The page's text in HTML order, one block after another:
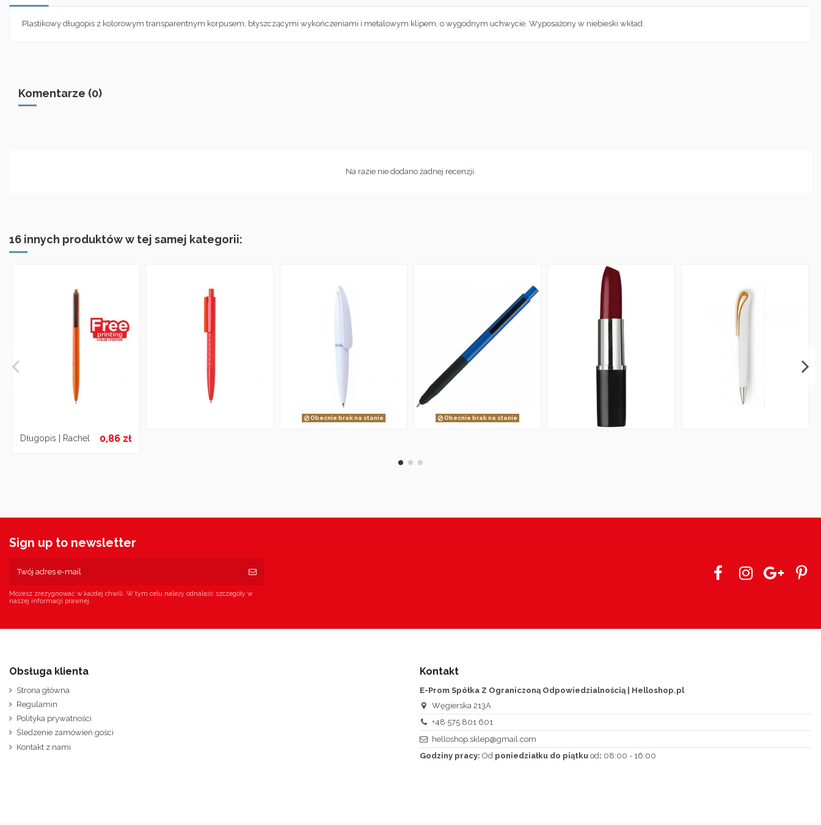
Plastikowy długopis z kolorowym transparentnym korpusem, błyszczącymi wykończeniami i metalowym klipem, o wygodnym uchwycie. Wyposażony w niebieski wkład.
Komentarze (0)
Na razie nie dodano żadnej recenzji.
16 innych produktów w tej samej kategorii:
Długopis | Rachel 0,86 zł
Obecnie brak na stanie Obecnie brak na stanie
Sign up to newsletter
Możesz zrezygnować w każdej chwili. W tym celu należy odnaleźć szczegóły w
naszej informacji prawnej.
Obsługa klienta
Strona główna
Regulamin
Polityka prywatności
Śledzenie zamówień gości
Kontakt z nami
Kontakt
E-Prom Spółka Z Ograniczoną Odpowiedzialnością | Helloshop.pl
Węgierska 213A
+48 575 801 601
helloshop.sklep@gmail.com
Godziny pracy: Od poniedziałku do piątku od: 08:00 - 16:00